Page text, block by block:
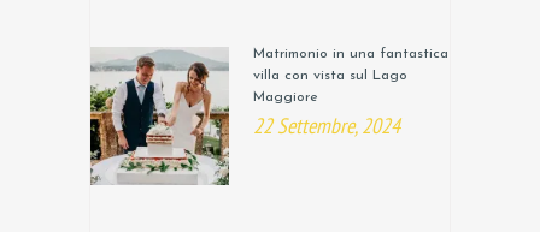
Matrimonio in una fantastica
villa con vista sul Lago
Maggiore
22 Settembre, 2024